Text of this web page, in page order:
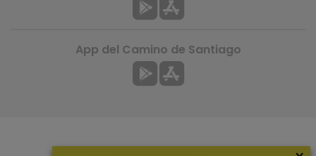
App del Camino de Santiago